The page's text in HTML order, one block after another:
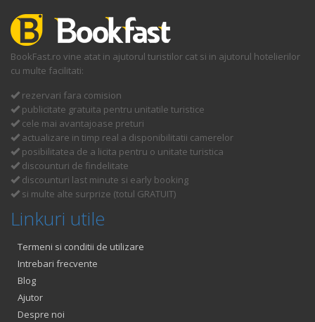
BookFast.ro vine atat in ajutorul turistilor cat si in ajutorul hotelierilor
cu multe facilitati:
rezervari fara comision
publicitate gratuita pentru unitatile turistice
cele mai avantajoase preturi
actualizare in timp real a disponibilitatii camerelor
posibilitatea de a licita pentru o unitate turistica
discounturi de findelitate
discounturi last minute si early booking
si multe alte surprize (totul GRATUIT)
Linkuri utile
Termeni si conditii de utilizare
Intrebari frecvente
Blog
Ajutor
Despre noi